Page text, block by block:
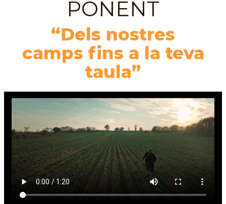
PONENT
“Dels nostres
camps fins a la teva
taula”